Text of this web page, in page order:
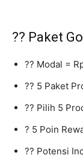
?? Paket
?? Modal =
?? 5 Paket
?? Pilih 5
? 5 Poin
?? Potensi